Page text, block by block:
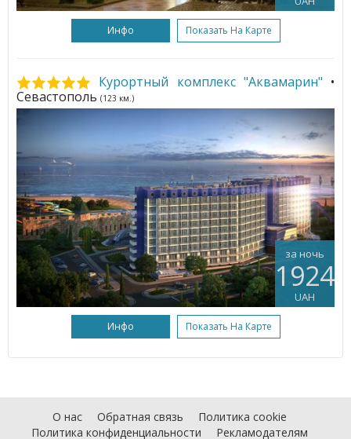
Инфо Показать На Карте
Курортный комплекс "Аквамарин" •
Севастополь (123 км.)
за ночь
1924
UAH
Инфо Показать На Карте
О нас Обратная связь
Политика cookie
Политика конфиденциальности
Рекламодателям